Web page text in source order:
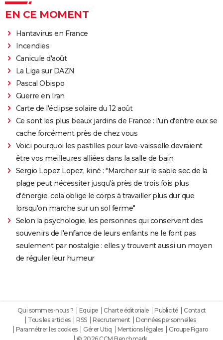
EN CE MOMENT
Hantavirus en France
Incendies
Canicule d'août
La Liga sur DAZN
Pascal Obispo
Guerre en Iran
Carte de l'éclipse solaire du 12 août
Ce sont les plus beaux jardins de France : l'un d'entre eux se
cache forcément près de chez vous
Voici pourquoi les pastilles pour lave-vaisselle devraient
être vos meilleures alliées dans la salle de bain
Sergio Lopez Lopez, kiné : "Marcher sur le sable sec de la
plage peut nécessiter jusqu'à près de trois fois plus
d'énergie, cela oblige le corps à travailler plus dur que
lorsqu'on marche sur un sol ferme"
Selon la psychologie, les personnes qui conservent des
souvenirs de l'enfance de leurs enfants ne le font pas
seulement par nostalgie : elles y trouvent aussi un moyen
de réguler leur humeur
Qui sommes-nous ? Equipe Charte éditoriale Publicité
Contact
Tous les articles
RSS Recrutement
Données personnelles
Paramétrer les cookies
Gérer Utiq Mentions légales
Groupe Figaro